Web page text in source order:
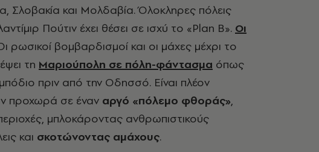
Σλοβακία και Μολδαβία. Όλοκληρες πόλεις
Πούτιν έχει θέσει σε ισχύ το «Plan B». Οι
ρωσικοί βομβαρδισμοί και οι μάχες μέχρι το
τη Μαριούπολη σε πόλη-φάντασμα όπως
πριν από την Οδησσό. Είναι πλέον
προχωρά σε έναν αργό «πόλεμο φθοράς»,
μπλοκάροντας ανθρωπιστικούς
και σκοτώνοντας αμάχους.